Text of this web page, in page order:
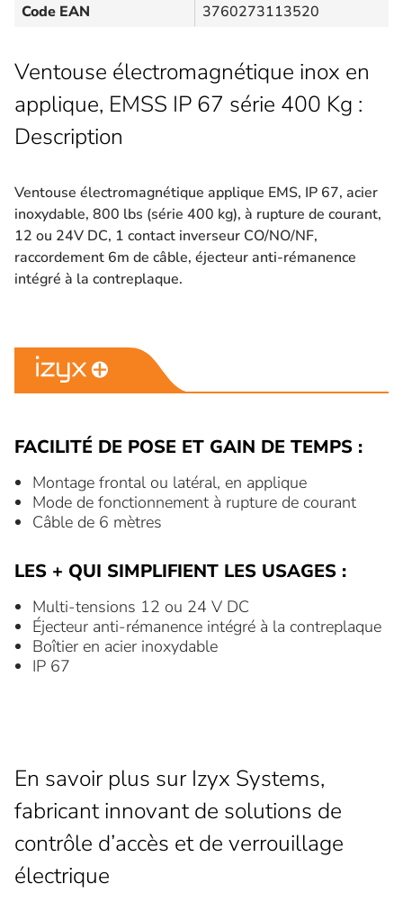
Code EAN
3760273113520
Ventouse électromagnétique inox en
applique, EMSS IP 67 série 400 Kg :
Description
Ventouse électromagnétique applique EMS, IP 67, acier
inoxydable, 800 lbs (série 400 kg), à rupture de courant,
12 ou 24V DC, 1 contact inverseur CO/NO/NF,
raccordement 6m de câble, éjecteur anti-rémanence
intégré à la contreplaque.
FACILITÉ DE POSE ET GAIN DE TEMPS :
Montage frontal ou latéral, en applique
Mode de fonctionnement à rupture de courant
Câble de 6 mètres
LES + QUI SIMPLIFIENT LES USAGES :
Multi-tensions 12 ou 24 V DC
Éjecteur anti-rémanence intégré à la contreplaque
Boîtier en acier inoxydable
IP 67
En savoir plus sur Izyx Systems,
fabricant innovant de solutions de
contrôle d’accès et de verrouillage
électrique